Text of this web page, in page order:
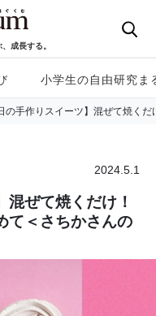
成長する。
小学生の自由研究ま
の手作りスイーツ】混ぜて焼く
2024.5.1
混ぜて焼くだけ！
て＜さちかさんの